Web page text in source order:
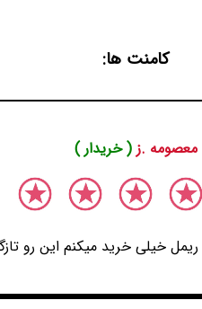
کامنت ها:
معصومه .ز( خریدار )
خیلی خرید میکنم این رو